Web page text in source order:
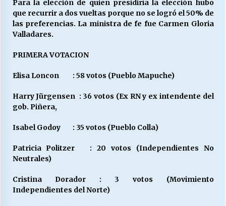
Para la elección de quien presidiría la elección hubo
que recurrir a dos vueltas porque no se logró el 50% de
las preferencias. La ministra de fe fue Carmen Gloria
Valladares.
PRIMERA VOTACION
Elisa Loncon : 58 votos (Pueblo Mapuche)
Harry Jürgensen : 36 votos (Ex RN y ex intendente del
gob. Piñera,
Isabel Godoy : 35 votos (Pueblo Colla)
Patricia Politzer : 20 votos (Independientes No
Neutrales)
Cristina Dorador : 3 votos (Movimiento
Independientes del Norte)